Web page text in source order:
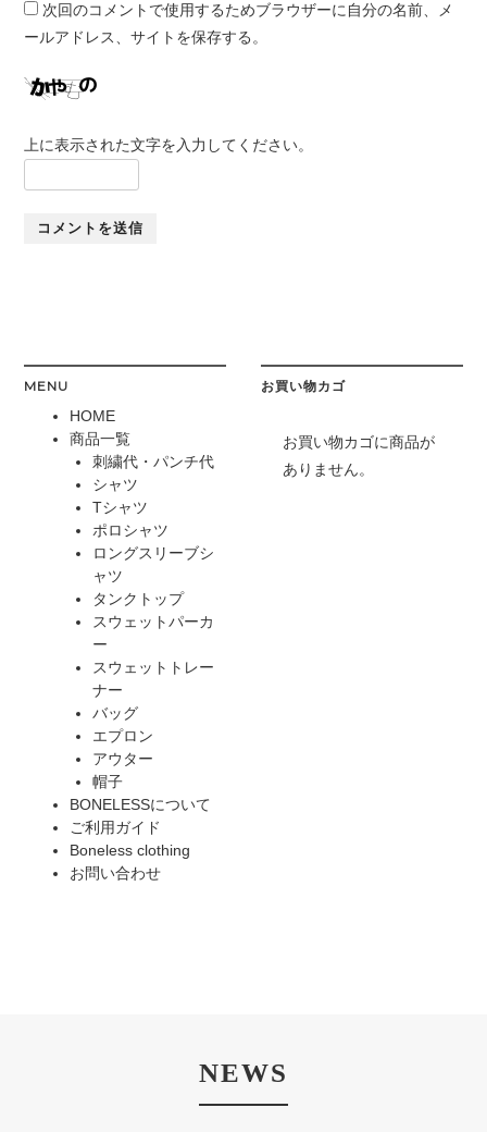
次回のコメントで使用するためブラウザーに自分の名前、メ
ールアドレス、サイトを保存する。
上に表示された文字を入力してください。
MENU
HOME
商品一覧
刺繍代・パンチ代
シャツ
Tシャツ
ポロシャツ
ロングスリーブシ
ャツ
タンクトップ
スウェットパーカ
ー
スウェットトレー
ナー
バッグ
エプロン
アウター
帽子
BONELESSについて
ご利用ガイド
Boneless clothing
お問い合わせ
お買い物カゴ
お買い物カゴに商品が
ありません。
NEWS